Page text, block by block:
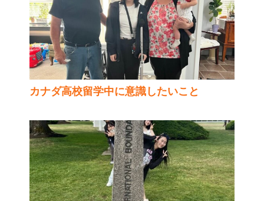
カナダ高校留学中に意識したいこと